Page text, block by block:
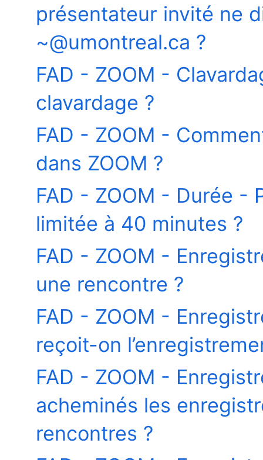
présentateur invité ne
~@umontreal.ca ?
FAD - ZOOM -
clavardage ?
FAD - ZOOM -
dans ZOOM ?
FAD - ZOOM - Durée -
limitée à 40 minutes ?
FAD - ZOOM -
une rencontre ?
FAD - ZOOM -
reçoit-on
FAD - ZOOM -
acheminés les
rencontres ?